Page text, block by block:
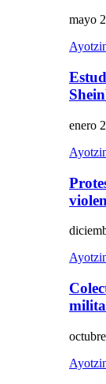
mayo
enero